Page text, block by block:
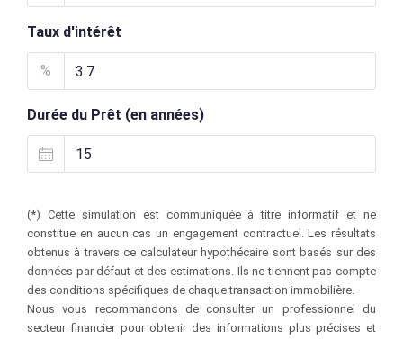
Taux d'intérêt
%
Durée du Prêt (en années)
(*) Cette simulation est communiquée à titre informatif et ne
constitue en aucun cas un engagement contractuel. Les résultats
obtenus à travers ce calculateur hypothécaire sont basés sur des
données par défaut et des estimations. Ils ne tiennent pas compte
des conditions spécifiques de chaque transaction immobilière.
Nous vous recommandons de consulter un professionnel du
secteur financier pour obtenir des informations plus précises et